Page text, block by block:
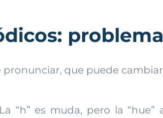
pronunciar, que puede
“h” es muda, pero la